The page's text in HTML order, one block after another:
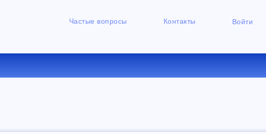
Частые вопросы Контакты Войти
3GP В WMA ОНЛАЙН